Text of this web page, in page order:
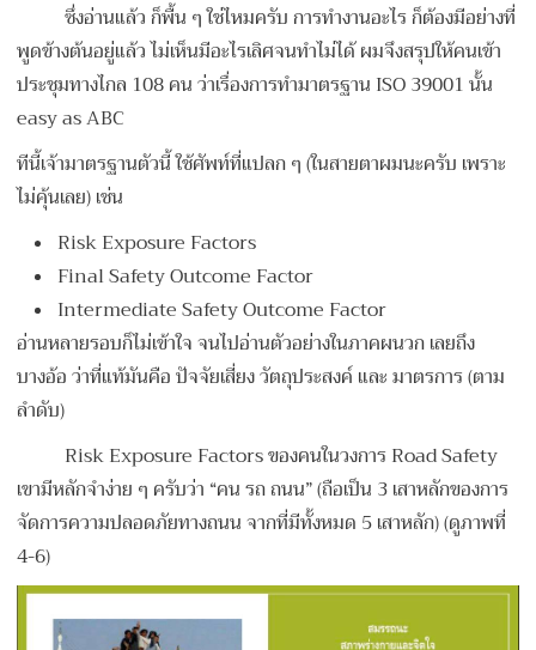
ซึ่งอ่านแล้ว ก็พื้น ๆ ใช่ไหมครับ การทำงานอะไร ก็ต้องมีอย่างที่
พูดข้างต้นอยู่แล้ว ไม่เห็นมีอะไรเลิศจนทำไม่ได้ ผมจึงสรุปให้คนเข้า
ประชุมทางไกล 108 คน ว่าเรื่องการทำมาตรฐาน ISO 39001 นั้น
easy as ABC
ทีนี้เจ้ามาตรฐานตัวนี้ ใช้ศัพท์ที่แปลก ๆ (ในสายตาผมนะครับ เพราะ
ไม่คุ้นเลย) เช่น
Risk Exposure Factors
Final Safety Outcome Factor
Intermediate Safety Outcome Factor
อ่านหลายรอบก็ไม่เข้าใจ จนไปอ่านตัวอย่างในภาคผนวก เลยถึง
บางอ้อ ว่าที่แท้มันคือ ปัจจัยเสี่ยง วัตถุประสงค์ และ มาตรการ (ตาม
ลำดับ)
Risk Exposure Factors ของคนในวงการ Road Safety
เขามีหลักจำง่าย ๆ ครับว่า “คน รถ ถนน” (ถือเป็น 3 เสาหลักของการ
จัดการความปลอดภัยทางถนน จากที่มีทั้งหมด 5 เสาหลัก) (ดูภาพที่
4-6)